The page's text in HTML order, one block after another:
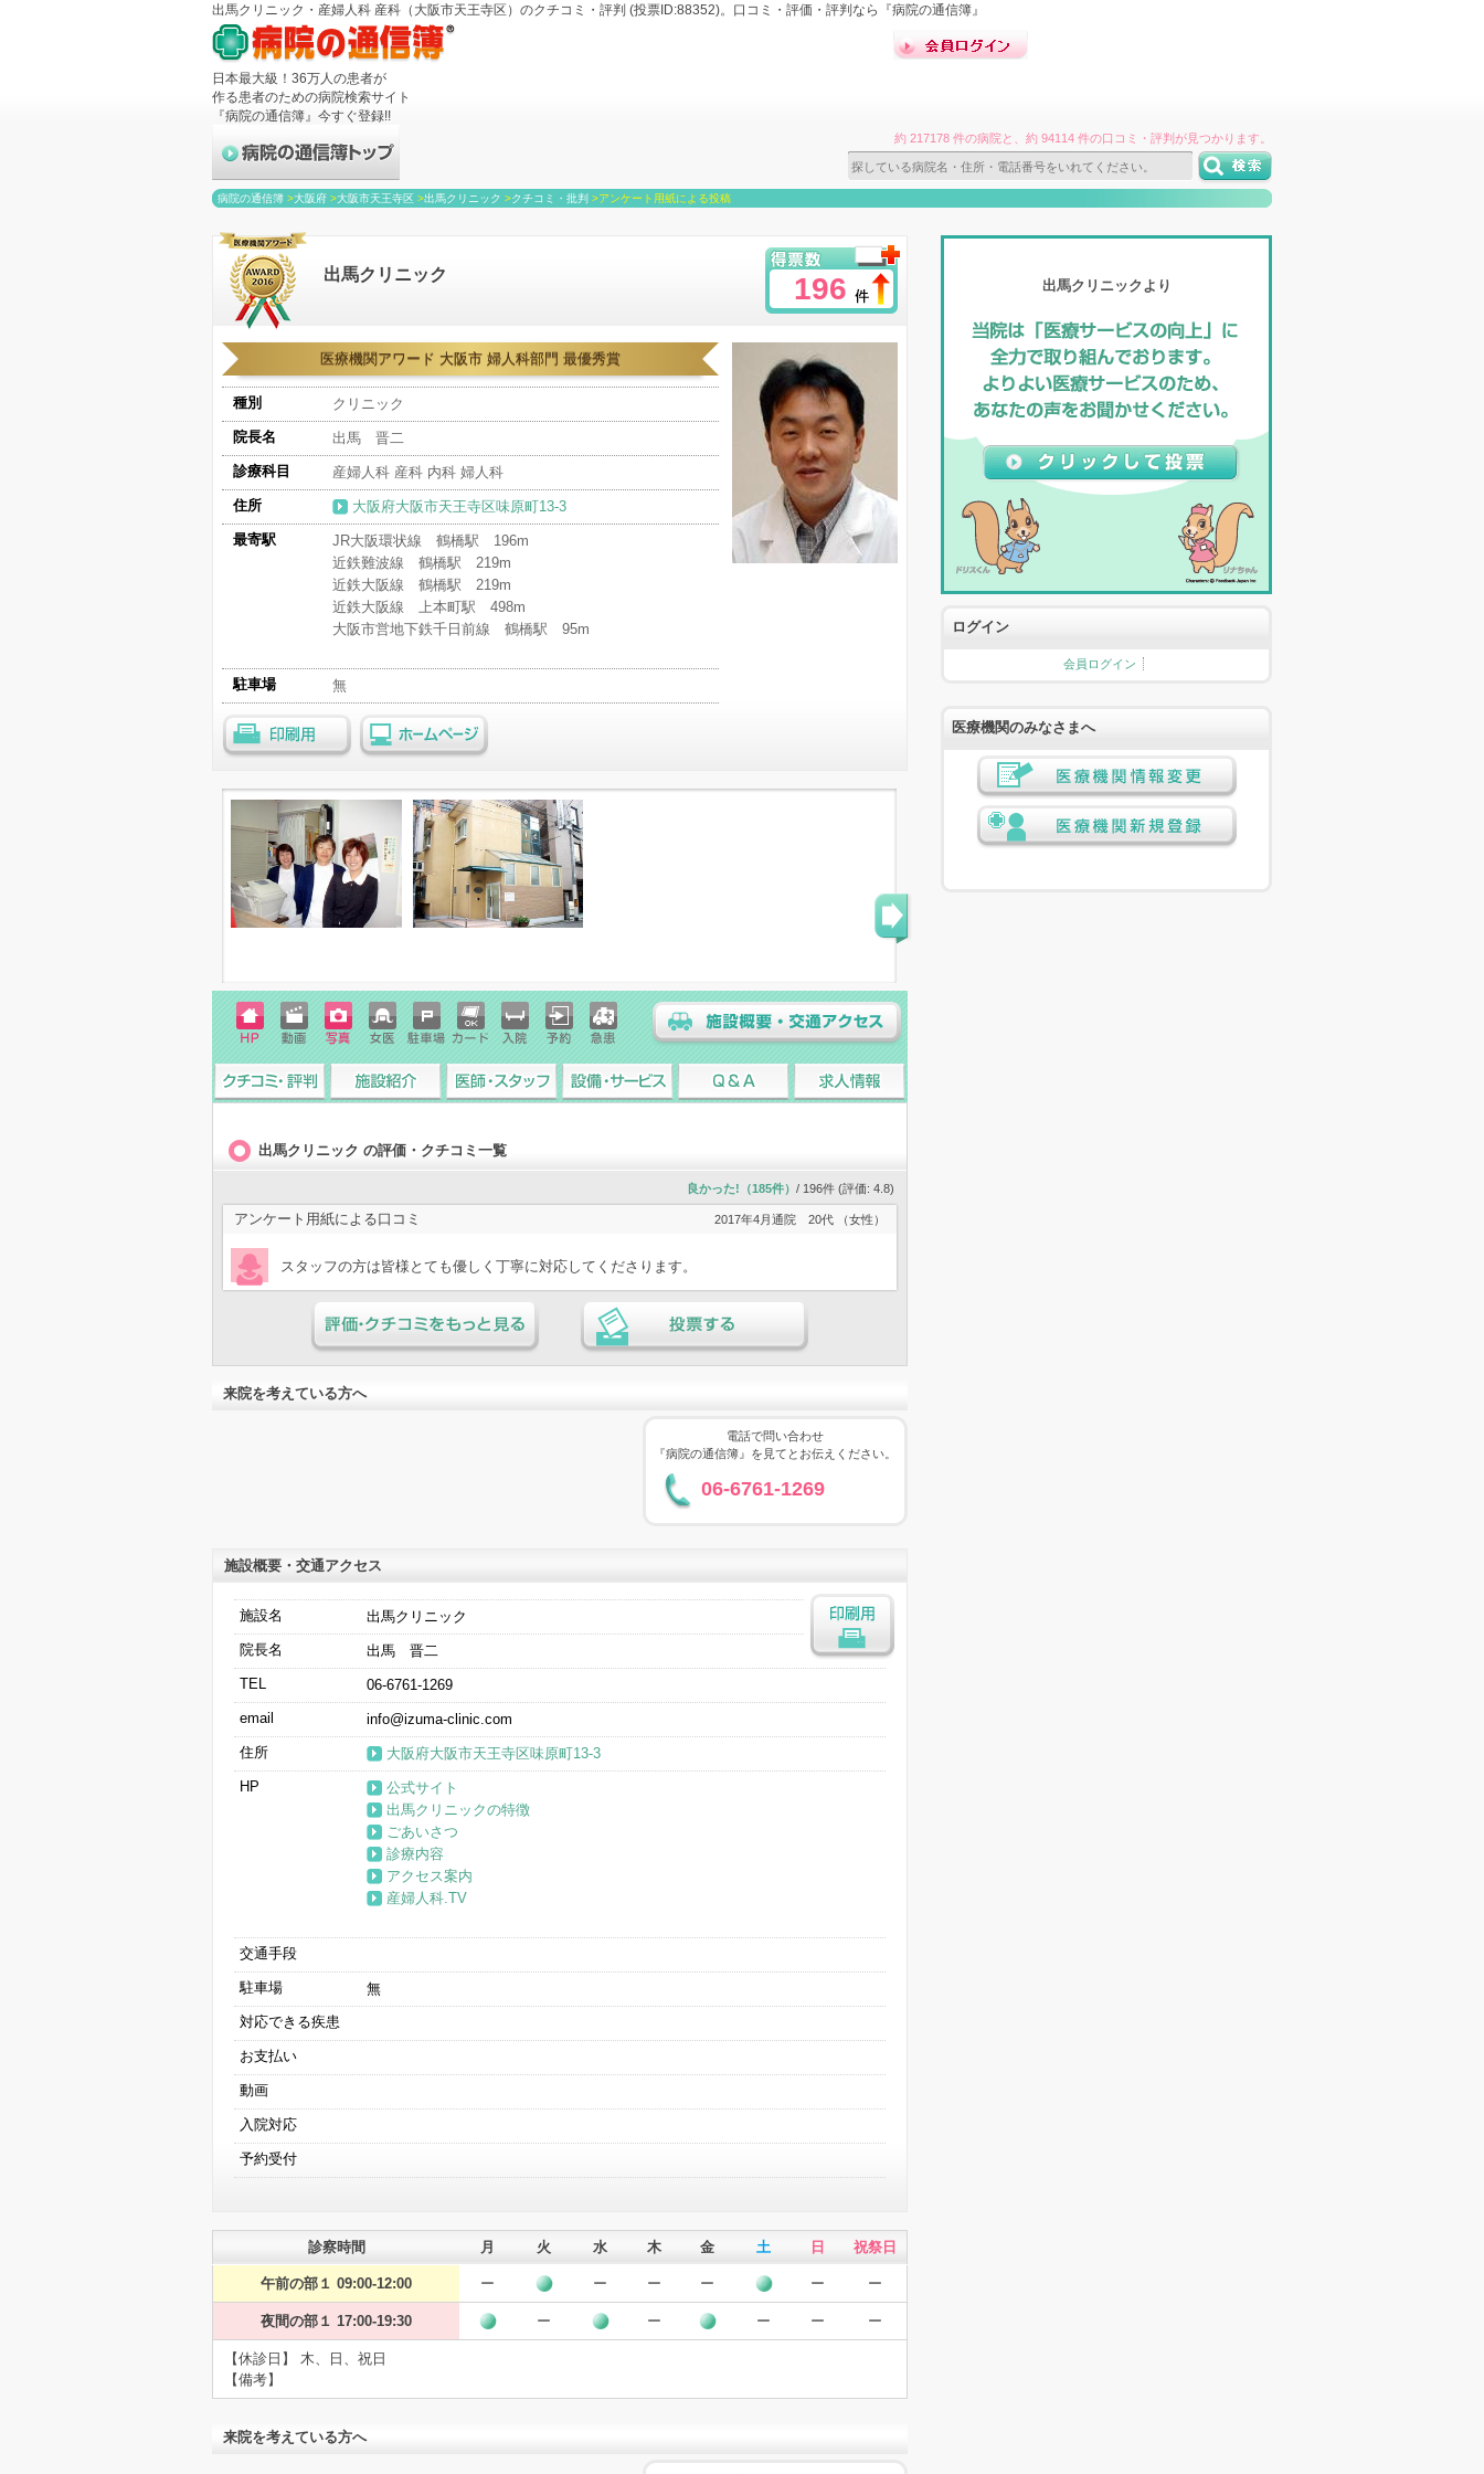
出馬クリニック・産婦人科 産科（大阪市天王寺区）のクチコミ・評判 (投票ID:88352)。口コミ・評価・評判なら『病院の通信簿』
日本最大級！36万人の患者が
作る患者のための病院検索サイト
『病院の通信簿』今すぐ登録!!
約 217178 件の病院と、約 94114 件の口コミ・評判が見つかります。
病院の通信簿 >大阪府 >大阪市天王寺区 >出馬クリニック >クチコミ・批判 >アンケート用紙による投稿
出馬クリニック 196
医療機関アワード 大阪市 婦人科部門 最優秀賞
種別
クリニック
院長名
出馬 晋二
診療科目
産婦人科 産科 内科 婦人科
住所
大阪府大阪市天王寺区味原町13-3
最寄駅
JR大阪環状線 鶴橋駅 196m
近鉄難波線 鶴橋駅 219m
近鉄大阪線 鶴橋駅 219m
近鉄大阪線 上本町駅 498m
大阪市営地下鉄千日前線 鶴橋駅 95m
駐車場 無
ホーム
ページ
動画 写真 女医 駐車場クレジ
ットカ
ード
入院 予約 急患 施設概要・交通アクセス
出馬クリニック の評価・クチコミ一覧
良かった!（185件） / 196件 (評価: 4.8)
アンケート用紙による口コミ 2017年4月通院 20代 （女性）
スタッフの方は皆様とても優しく丁寧に対応してくださります。
評価・クチコミをもっと見る
投票する
来院を考えている方へ
電話で問い合わせ
『病院の通信簿』を見てとお伝えください。
06-6761-1269
施設概要・交通アクセス
印刷用
施設名
出馬クリニック
院長名
出馬 晋二
TEL
06-6761-1269
email
info@izuma-clinic.com
住所
大阪府大阪市天王寺区味原町13-3
HP
公式サイト
出馬クリニックの特徴
ごあいさつ
診療内容
アクセス案内
産婦人科.TV
交通手段
駐車場
無
対応できる疾患
お支払い
動画
入院対応
予約受付
診察時間 月 火 水 木 金 土 日 祝祭日
午前の部１ 09:00-12:00 ー ー ー ー ー ー
夜間の部１ 17:00-19:30 ー ー ー ー ー
【休診日】 木、日、祝日
【備考】
来院を考えている方へ
出馬クリニックより
ログイン
会員ログイン
医療機関のみなさまへ